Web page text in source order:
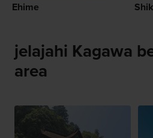
Ehime
jelajahi Kagawa
area